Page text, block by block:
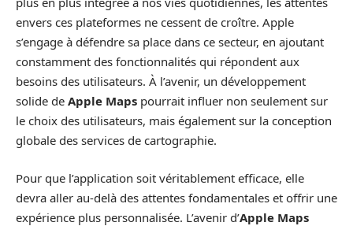
envers ces plateformes ne cessent de croître. Apple
s’engage à défendre sa place dans ce secteur, en ajoutant
constamment des fonctionnalités qui répondent aux
besoins des utilisateurs. À l’avenir, un développement
solide de Apple Maps pourrait influer non seulement sur
le choix des utilisateurs, mais également sur la conception
globale des services de cartographie.
Pour que l’application soit véritablement efficace, elle
devra aller au-delà des attentes fondamentales et offrir une
expérience plus personnalisée. L’avenir d’Apple Maps